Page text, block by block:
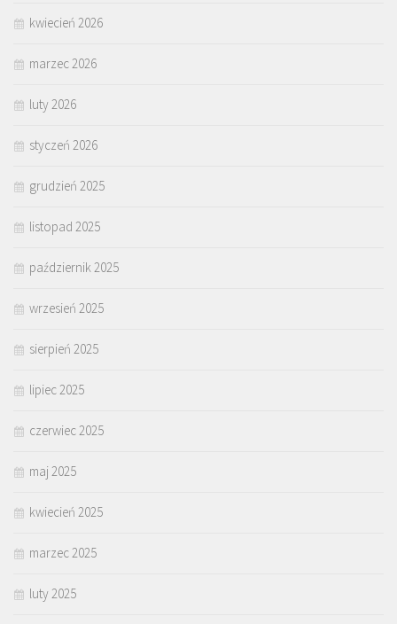
kwiecień 2026
marzec 2026
luty 2026
styczeń 2026
grudzień 2025
listopad 2025
październik 2025
wrzesień 2025
sierpień 2025
lipiec 2025
czerwiec 2025
maj 2025
kwiecień 2025
marzec 2025
luty 2025